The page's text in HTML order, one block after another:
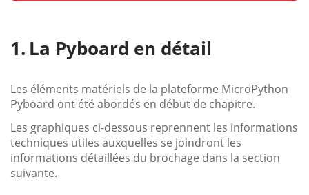
La Pyboard en détail
Les éléments matériels de la plateforme MicroPython
Pyboard ont été abordés en début de chapitre.
Les graphiques ci-dessous reprennent les informations
techniques utiles auxquelles se joindront les
informations détaillées du brochage dans la section
suivante.